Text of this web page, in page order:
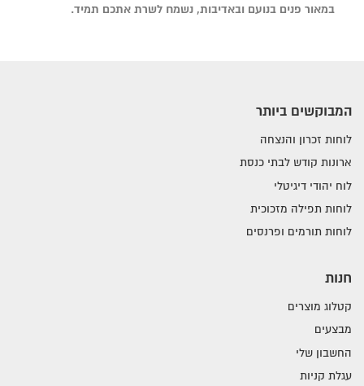
במאור פנים בנועם ובאדיבות, נשמח לשרת אתכם תמיד.
המבוקשים ביותר
לוחות זכרון והנצחה
ארונות קודש לבתי כנסת
לוח יהודי דיגיטלי
לוחות תפילה מזכוכית
לוחות תורמים ופרנסים
חנות
קטלוג מוצרים
מבצעים
החשבון שלי
עגלת קניות